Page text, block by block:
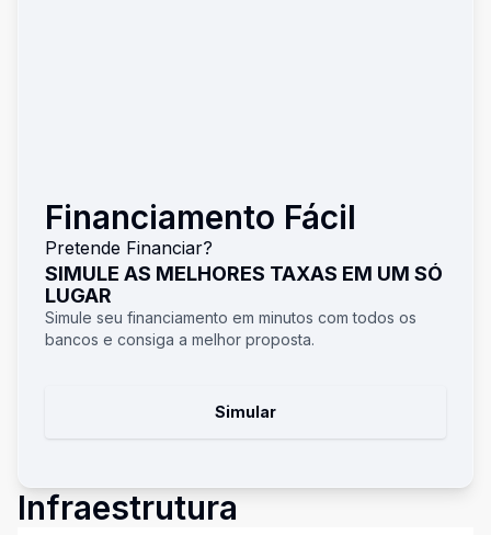
Financiamento Fácil
Pretende Financiar?
SIMULE AS MELHORES TAXAS EM UM SÓ
LUGAR
Simule seu financiamento em minutos com todos os
bancos e consiga a melhor proposta.
Simular
Infraestrutura